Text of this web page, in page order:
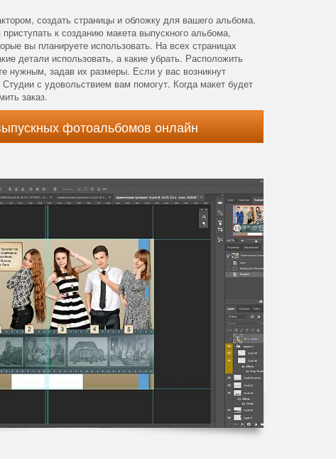
создать страницы и обложку для вашего альбома.
к созданию макета выпускного альбома,
вы планируете использовать. На всех страницах
детали использовать, а какие убрать. Расположить
нужным, задав их размеры. Если у вас возникнут
Студии с удовольствием вам помогут. Когда макет будет
заказ.
фотоальбомов онлайн